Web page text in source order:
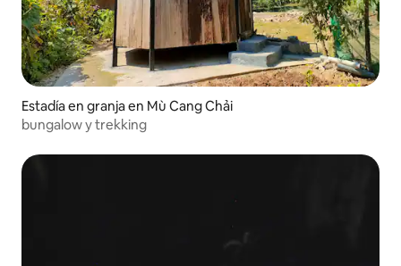
Estadía en granja en Mù Cang Chải
bungalow y trekking